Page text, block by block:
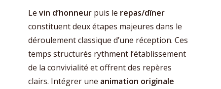
Le vin d’honneur puis le repas/dîner
constituent deux étapes majeures dans le
déroulement classique d’une réception. Ces
temps structurés rythment l’établissement
de la convivialité et offrent des repères
clairs. Intégrer une animation originale